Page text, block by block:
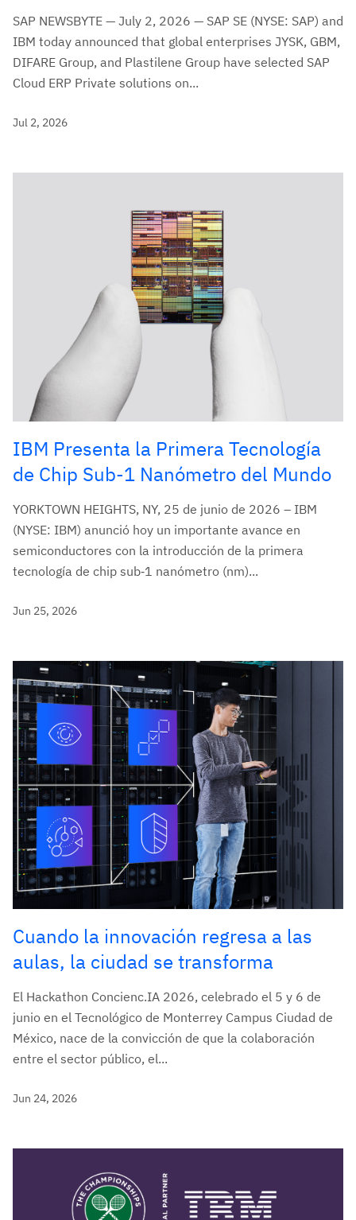
SAP NEWSBYTE — July 2, 2026 — SAP SE (NYSE: SAP) and
IBM today announced that global enterprises JYSK, GBM,
DIFARE Group, and Plastilene Group have selected SAP
Cloud ERP Private solutions on...
Jul 2, 2026
IBM Presenta la Primera Tecnología
de Chip Sub-1 Nanómetro del Mundo
YORKTOWN HEIGHTS, NY, 25 de junio de 2026 – IBM
(NYSE: IBM) anunció hoy un importante avance en
semiconductores con la introducción de la primera
tecnología de chip sub‑1 nanómetro (nm)...
Jun 25, 2026
Cuando la innovación regresa a las
aulas, la ciudad se transforma
El Hackathon Concienc.IA 2026, celebrado el 5 y 6 de
junio en el Tecnológico de Monterrey Campus Ciudad de
México, nace de la convicción de que la colaboración
entre el sector público, el...
Jun 24, 2026